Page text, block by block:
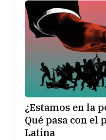
¿Estamos en la
Qué pasa con el
Latina